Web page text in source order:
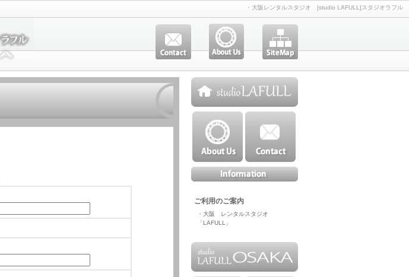
・大阪レンタルスタジオ [studio LAFULL]スタジオラフル
ご利用のご案内
・大阪 レンタルスタジオ
「LAFULL」